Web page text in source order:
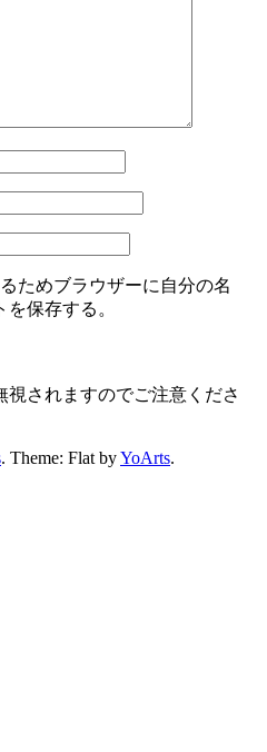
ためブラウザーに自分の名
保存する。
視されますのでご注意くださ
. Theme: Flat byYoArts.